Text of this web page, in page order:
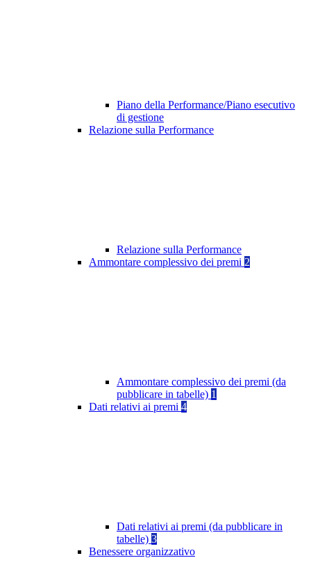
Piano della Performance/Piano esecutivo
di gestione
Relazione sulla Performance
Relazione sulla Performance
Ammontare complessivo dei premi 2
Ammontare complessivo dei premi (da
pubblicare in tabelle) 1
Dati relativi ai premi 4
Dati relativi ai premi (da pubblicare in
tabelle) 3
Benessere organizzativo